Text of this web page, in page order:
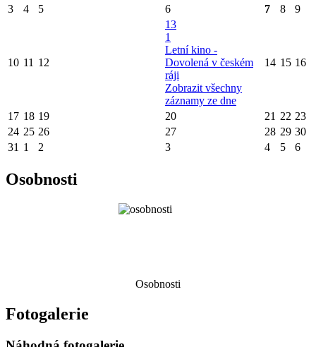
3 4 5 6 7 8 9
10 11 12
13
1
Letní kino -
Dovolená v českém
ráji
Zobrazit všechny
záznamy ze dne
14 15 16
17 18 19 20 21 22 23
24 25 26 27 28 29 30
31 1 2 3 4 5 6
Osobnosti
Osobnosti
Fotogalerie